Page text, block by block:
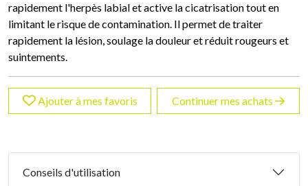
rapidement l'herpès labial et active la cicatrisation tout en
limitant le risque de contamination. Il permet de traiter
rapidement la lésion, soulage la douleur et réduit rougeurs et
suintements.
Ajouter à mes favoris Continuer mes achats
Conseils d'utilisation